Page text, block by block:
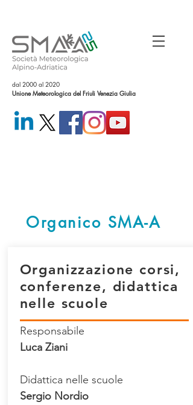
dal 2000 al 2020
Unione Meteorologica del Friuli Venezia Giulia
Organico SMA-A
Organizzazione corsi,
conferenze, didattica
nelle scuole
Responsabile
Luca Ziani
Didattica nelle scuole
Sergio Nordio